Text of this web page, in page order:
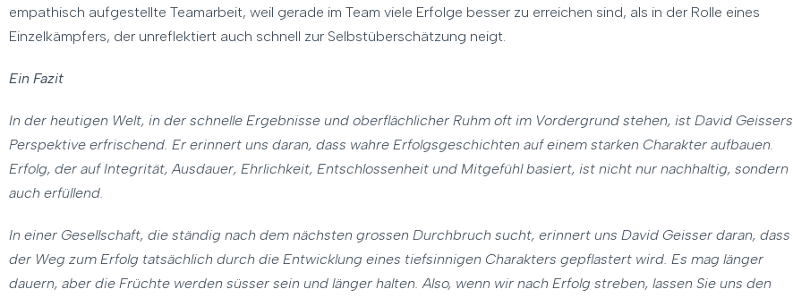
empathisch aufgestellte Teamarbeit, weil gerade im Team viele Erfolge besser zu erreichen sind, als in der Rolle eines
Einzelkämpfers, der unreflektiert auch schnell zur Selbstüberschätzung neigt.
Ein Fazit
In der heutigen Welt, in der schnelle Ergebnisse und oberflächlicher Ruhm oft im Vordergrund stehen, ist David Geissers
Perspektive erfrischend. Er erinnert uns daran, dass wahre Erfolgsgeschichten auf einem starken Charakter aufbauen.
Erfolg, der auf Integrität, Ausdauer, Ehrlichkeit, Entschlossenheit und Mitgefühl basiert, ist nicht nur nachhaltig, sondern
auch erfüllend.
In einer Gesellschaft, die ständig nach dem nächsten grossen Durchbruch sucht, erinnert uns David Geisser daran, dass
der Weg zum Erfolg tatsächlich durch die Entwicklung eines tiefsinnigen Charakters gepflastert wird. Es mag länger
dauern, aber die Früchte werden süsser sein und länger halten. Also, wenn wir nach Erfolg streben, lassen Sie uns den